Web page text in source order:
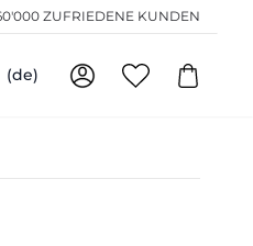
ZUFRIEDENE KUNDEN
(de)